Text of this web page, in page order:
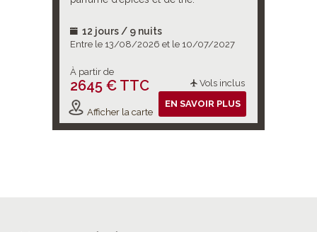
12 jours / 9 nuits
Entre le 13/08/2026 et le 10/07/2027
À partir de
2645 € TTC Vols inclus
Afficher la carte
EN SAVOIR PLUS